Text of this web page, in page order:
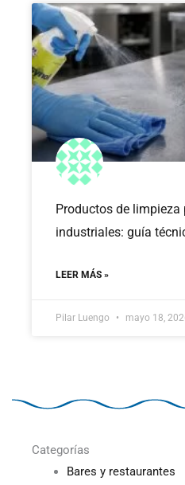
Productos de
industriales: guía
LEER MÁS »
Pilar Luengo mayo 18,
Categorías
Bares y restaurantes